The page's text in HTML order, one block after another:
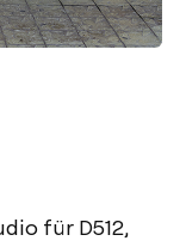
für D512,